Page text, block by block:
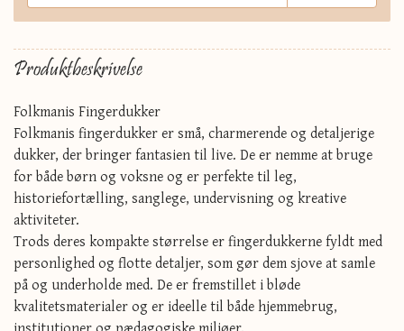
Produktbeskrivelse
Folkmanis Fingerdukker
Folkmanis fingerdukker er små, charmerende og detaljerige
dukker, der bringer fantasien til live. De er nemme at bruge
for både børn og voksne og er perfekte til leg,
historiefortælling, sanglege, undervisning og kreative
aktiviteter.
Trods deres kompakte størrelse er fingerdukkerne fyldt med
personlighed og flotte detaljer, som gør dem sjove at samle
på og underholde med. De er fremstillet i bløde
kvalitetsmaterialer og er ideelle til både hjemmebrug,